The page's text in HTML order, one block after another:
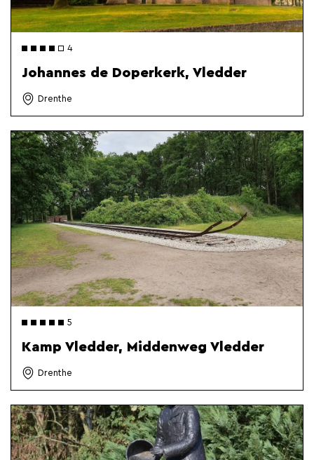
4
Johannes de Doperkerk, Vledder
Drenthe
5
Kamp Vledder, Middenweg Vledder
Drenthe